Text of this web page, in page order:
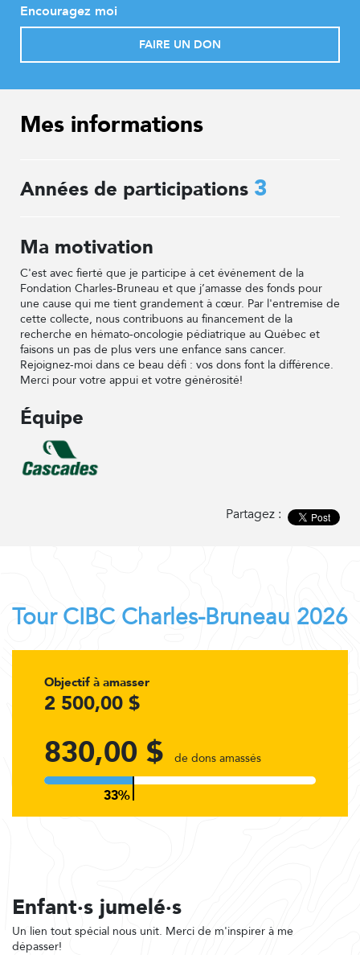
Encouragez moi
FAIRE UN DON
Mes informations
Années de participations 3
Ma motivation
C'est avec fierté que je participe à cet événement de la
Fondation Charles-Bruneau et que j’amasse des fonds pour
une cause qui me tient grandement à cœur. Par l'entremise de
cette collecte, nous contribuons au financement de la
recherche en hémato-oncologie pédiatrique au Québec et
faisons un pas de plus vers une enfance sans cancer.
Rejoignez-moi dans ce beau défi : vos dons font la différence.
Merci pour votre appui et votre générosité!
Équipe
Partagez :
Tour CIBC Charles-Bruneau 2026
Objectif à amasser
2 500,00 $
830,00 $ de dons amassés
Enfant·s jumelé·s
Un lien tout spécial nous unit. Merci de m'inspirer à me
dépasser!